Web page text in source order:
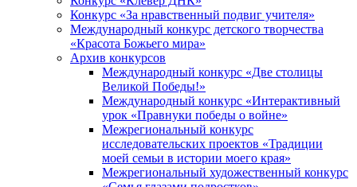
Конкурс «За нравственный подвиг учителя»
Международный конкурс детского творчества
«Красота Божьего мира»
Архив конкурсов
Международный конкурс «Две столицы
Великой Победы!»
Международный конкурс «Интерактивный
урок «Правнуки победы о войне»
Межрегиональный конкурс
исследовательских проектов «Традиции
моей семьи в истории моего края»
Межрегиональный художественный конкурс